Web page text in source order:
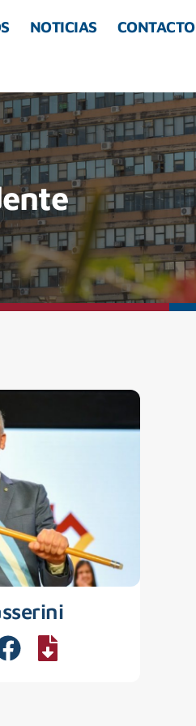
NOTICIAS CONTACTO